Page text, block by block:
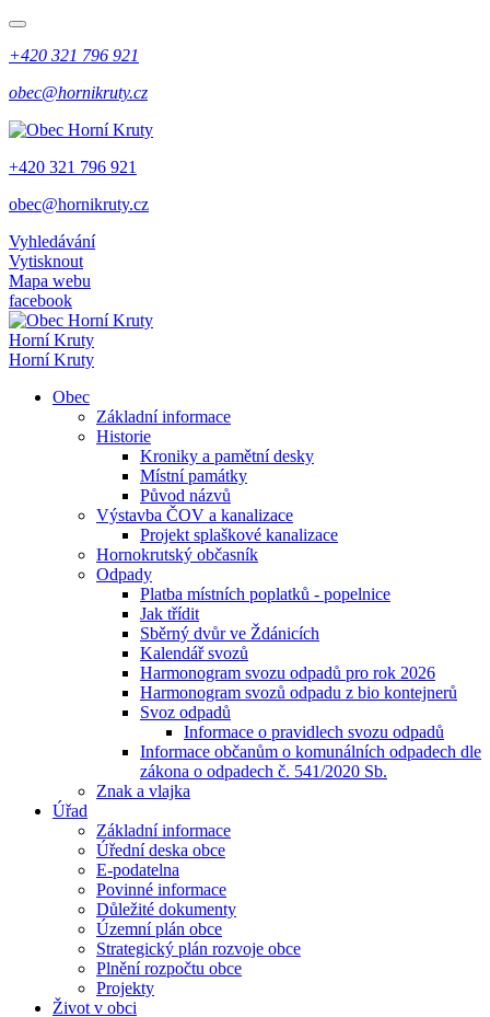
+420 321 796 921
obec@hornikruty.cz
+420 321 796 921
obec@hornikruty.cz
Vyhledávání
Vytisknout
Mapa webu
facebook
Horní Kruty
Horní Kruty
Obec
Základní informace
Historie
Kroniky a pamětní desky
Místní památky
Původ názvů
Výstavba ČOV a kanalizace
Projekt splaškové kanalizace
Hornokrutský občasník
Odpady
Platba místních poplatků - popelnice
Jak třídit
Sběrný dvůr ve Ždánicích
Kalendář svozů
Harmonogram svozu odpadů pro rok 2026
Harmonogram svozů odpadu z bio kontejnerů
Svoz odpadů
Informace o pravidlech svozu odpadů
Informace občanům o komunálních odpadech dle
zákona o odpadech č. 541/2020 Sb.
Znak a vlajka
Úřad
Základní informace
Úřední deska obce
E-podatelna
Povinné informace
Důležité dokumenty
Územní plán obce
Strategický plán rozvoje obce
Plnění rozpočtu obce
Projekty
Život v obci